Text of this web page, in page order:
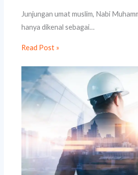
Junjungan umat muslim, Nabi
hanya dikenal sebagai…
Read Post »